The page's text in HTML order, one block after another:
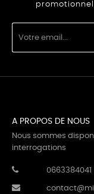
A PROPOS DE NOUS
Nous sommes
interrogations
0663384041